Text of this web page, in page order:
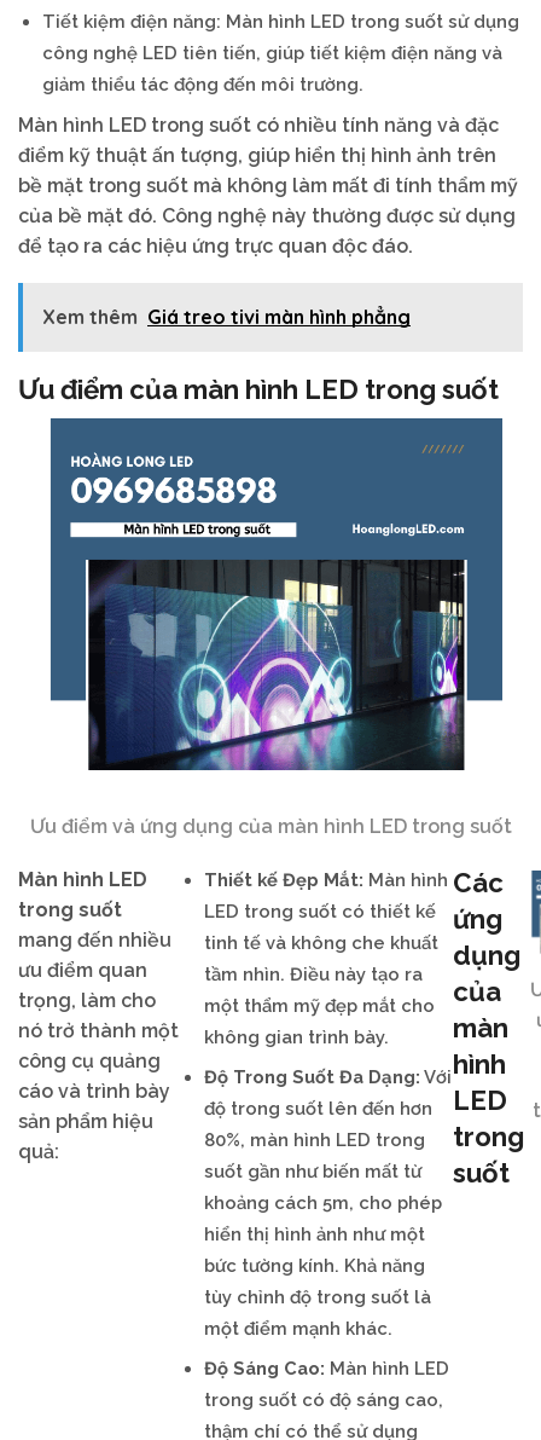
Tiết kiệm điện năng: Màn hình LED trong suốt sử dụng
công nghệ LED tiên tiến, giúp tiết kiệm điện năng và
giảm thiểu tác động đến môi trường.
Màn hình LED trong suốt có nhiều tính năng và đặc
điểm kỹ thuật ấn tượng, giúp hiển thị hình ảnh trên
bề mặt trong suốt mà không làm mất đi tính thẩm mỹ
của bề mặt đó. Công nghệ này thường được sử dụng
để tạo ra các hiệu ứng trực quan độc đáo.
Xem thêm Giá treo tivi màn hình phẳng
Ưu điểm của màn hình LED trong suốt
Ưu điểm và ứng dụng của màn hình LED trong suốt
Màn hình LED
trong suốt
mang đến nhiều
ưu điểm quan
trọng, làm cho
nó trở thành một
công cụ quảng
cáo và trình bày
sản phẩm hiệu
quả:
Thiết kế Đẹp Mắt: Màn hình
LED trong suốt có thiết kế
tinh tế và không che khuất
tầm nhìn. Điều này tạo ra
một thẩm mỹ đẹp mắt cho
không gian trình bày.
Độ Trong Suốt Đa Dạng: Với
độ trong suốt lên đến hơn
80%, màn hình LED trong
suốt gần như biến mất từ
khoảng cách 5m, cho phép
hiển thị hình ảnh như một
bức tường kính. Khả năng
tùy chỉnh độ trong suốt là
một điểm mạnh khác.
Độ Sáng Cao: Màn hình LED
trong suốt có độ sáng cao,
thậm chí có thể sử dụng
Các
ứng
dụng
của
màn
hình
LED
trong
suốt